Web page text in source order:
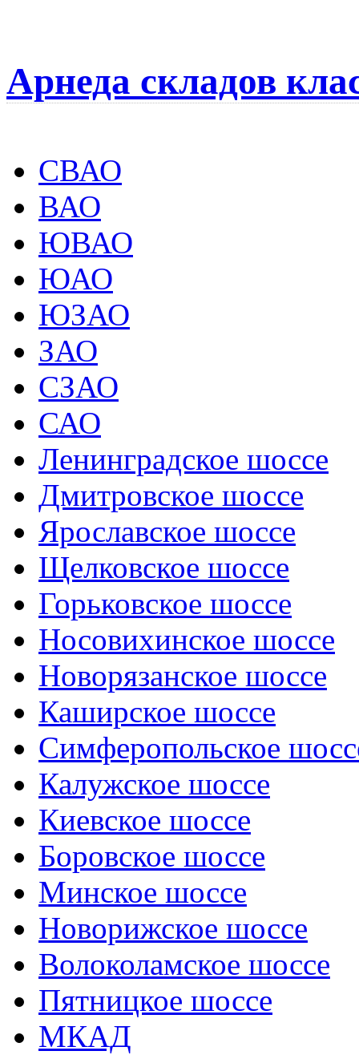
Арнеда складов
СВАО
ВАО
ЮВАО
ЮАО
ЮЗАО
ЗАО
СЗАО
САО
Ленинградское шоссе
Дмитровское шоссе
Ярославское шоссе
Щелковское шоссе
Горьковское шоссе
Носовихинское шоссе
Новорязанское шоссе
Каширское шоссе
Симферопольское
Калужское шоссе
Киевское шоссе
Боровское шоссе
Минское шоссе
Новорижское шоссе
Волоколамское шоссе
Пятницкое шоссе
МКАД